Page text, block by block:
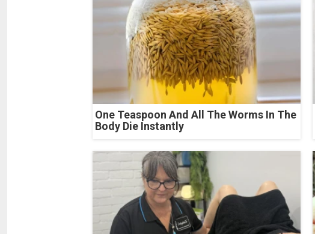
One Teaspoon And All The Worms In The
Body Die Instantly